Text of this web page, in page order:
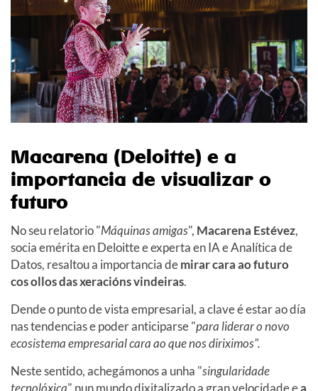
Macarena (Deloitte) e a
importancia de visualizar o
futuro
No seu relatorio "Máquinas amigas", Macarena Estévez,
socia emérita en Deloitte e experta en IA e Analítica de
Datos, resaltou a importancia demirar cara ao futuro
cos ollos das xeracións vindeiras.
Dende o punto de vista empresarial, a clave é estar ao día
nas tendencias e poder anticiparse "para liderar o novo
ecosistema empresarial cara ao que nos diriximos".
Neste sentido, achegámonos a unha "singularidade
tecnolóxica" nun mundo dixitalizado a gran velocidade ea